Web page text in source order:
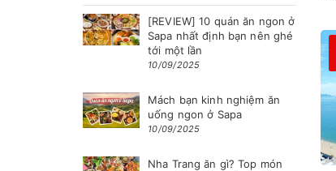
[REVIEW] 10 quán ăn ngon ở
Sapa nhất định bạn nên ghé
tới một lần
10/09/2025
Mách bạn kinh nghiệm ăn
uống ngon ở Sapa
10/09/2025
Nha Trang ăn gì? Top món